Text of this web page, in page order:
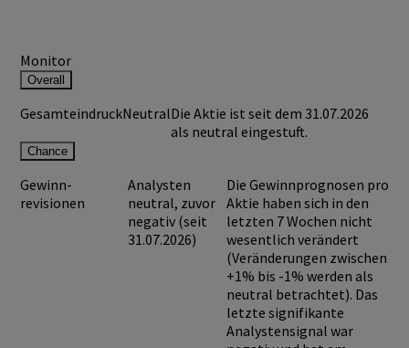
Monitor
Overall
GesamteindruckNeutralDie Aktie ist seit dem 31.07.2026
als neutral eingestuft.
Chance
Gewinn-
revisionen
Analysten
neutral, zuvor
negativ (seit
31.07.2026)
Die Gewinnprognosen pro
Aktie haben sich in den
letzten 7 Wochen nicht
wesentlich verändert
(Veränderungen zwischen
+1% bis -1% werden als
neutral betrachtet). Das
letzte signifikante
Analystensignal war